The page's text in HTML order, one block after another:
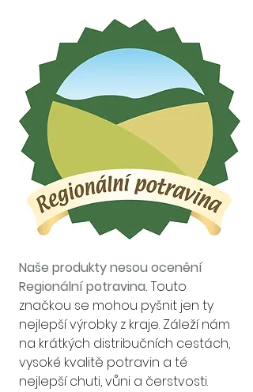
Naše produkty nesou ocenění
Regionální potravina. Touto
značkou se mohou pyšnit jen ty
nejlepší výrobky z kraje. Záleží nám
na krátkých distribučních cestách,
vysoké kvalitě potravin a té
nejlepší chuti, vůni a čerstvosti.